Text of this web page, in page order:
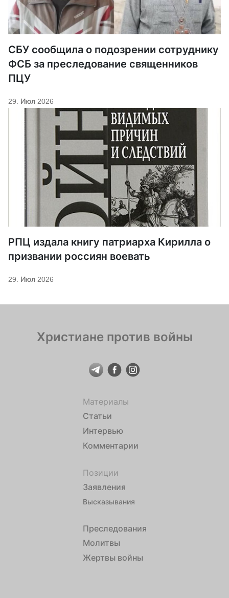
СБУ сообщила о подозрении сотруднику
ФСБ за преследование священников
ПЦУ
29. Июл 2026
РПЦ издала книгу патриарха Кирилла о
призвании россиян воевать
29. Июл 2026
Христиане против войны
Материалы
Статьи
Интервью
Комментарии
Позиции
Заявления
Высказывания
Преследования
Молитвы
Жертвы войны